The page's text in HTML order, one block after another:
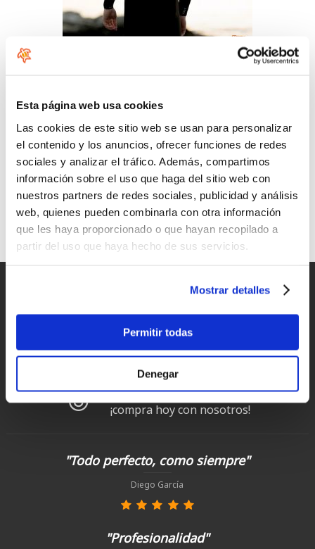
Esta página web usa cookies
Las cookies de este sitio web se usan para personalizar
el contenido y los anuncios, ofrecer funciones de redes
sociales y analizar el tráfico. Además, compartimos
información sobre el uso que haga del sitio web con
nuestros partners de redes sociales, publicidad y análisis
web, quienes pueden combinarla con otra información
que les haya proporcionado o que hayan recopilado a
partir del uso que haya hecho de sus servicios.
Mostrar detalles
Permitir todas
Denegar
ION Water, Surfing elements
Seas el rider que seas cualquier producto ION funcionará en
todas las condiciones
Entregas rápidas
Devoluciones
hasta 14 días naturales
Clientes satisfechos
¡compra hoy con nosotros!
"Todo perfecto, como siempre"
Diego García
"Profesionalidad"